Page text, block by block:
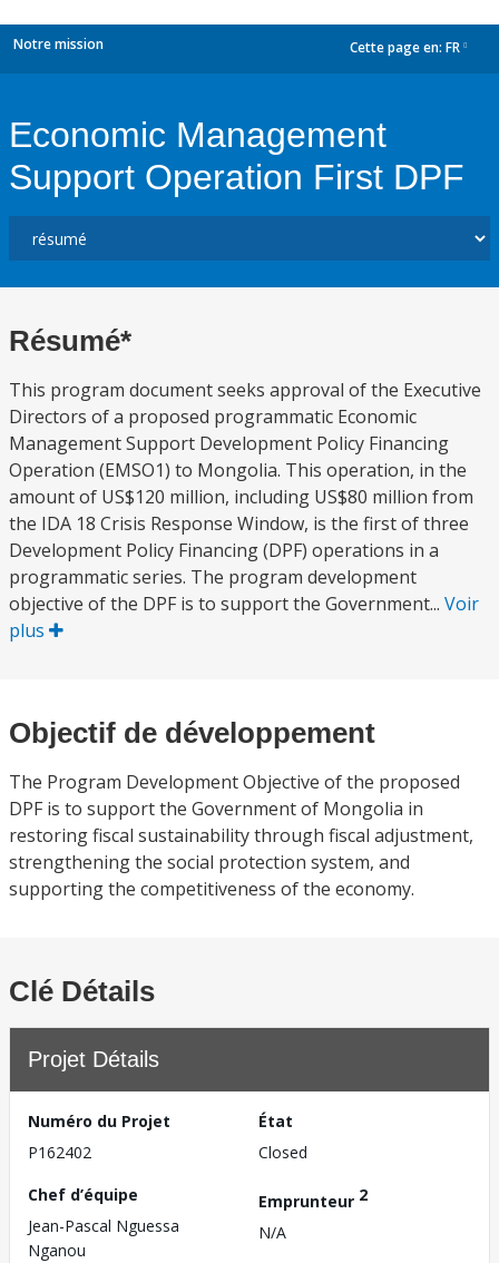
Notre mission Cette page en: FR
Economic Management
Support Operation First DPF
Résumé*
This program document seeks approval of the Executive
Directors of a proposed programmatic Economic
Management Support Development Policy Financing
Operation (EMSO1) to Mongolia. This operation, in the
amount of US$120 million, including US$80 million from
the IDA 18 Crisis Response Window, is the first of three
Development Policy Financing (DPF) operations in a
programmatic series. The program development
objective of the DPF is to support the Government... Voir
plus
Objectif de développement
The Program Development Objective of the proposed
DPF is to support the Government of Mongolia in
restoring fiscal sustainability through fiscal adjustment,
strengthening the social protection system, and
supporting the competitiveness of the economy.
Clé Détails
Projet Détails
Numéro du Projet
P162402
État
Closed
Chef d’équipe
Jean-Pascal Nguessa
Nganou
Emprunteur 2
N/A